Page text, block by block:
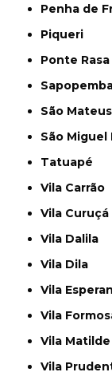
Penha de
Piqueri
Ponte Rasa
São Mateus
São
Tatuapé
Vila Carrão
Vila Curuçá
Vila Dalila
Vila Dila
Vila
Vila
Vila Matilde
Vila